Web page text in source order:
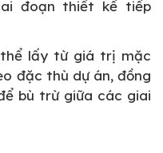
đoạn thiết kế tiếp
lấy từ giá trị mặc
đặc thù dự án, đồng
bù trừ giữa các giai